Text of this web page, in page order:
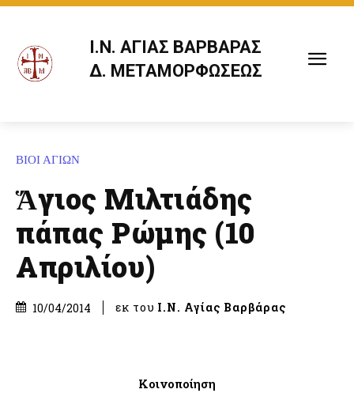
Ι.Ν. ΑΓΙΑΣ ΒΑΡΒΑΡΑΣ
Δ. ΜΕΤΑΜΟΡΦΩΣΕΩΣ
ΒΙΟΙ ΑΓΙΩΝ
Ἅγιος Μιλτιάδης
πάπας Ρώμης (10
Απριλίου)
10/04/2014 εκ του Ι.Ν. Αγίας Βαρβάρας
Κοινοποίηση